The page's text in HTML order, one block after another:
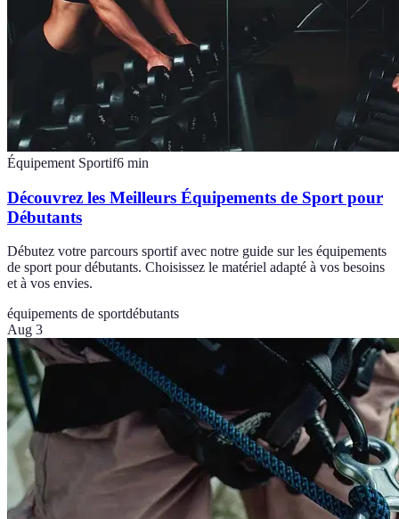
Équipement Sportif6 min
Découvrez les Meilleurs Équipements de Sport pour
Débutants
Débutez votre parcours sportif avec notre guide sur les équipements
de sport pour débutants. Choisissez le matériel adapté à vos besoins
et à vos envies.
équipements de sportdébutants
Aug 3